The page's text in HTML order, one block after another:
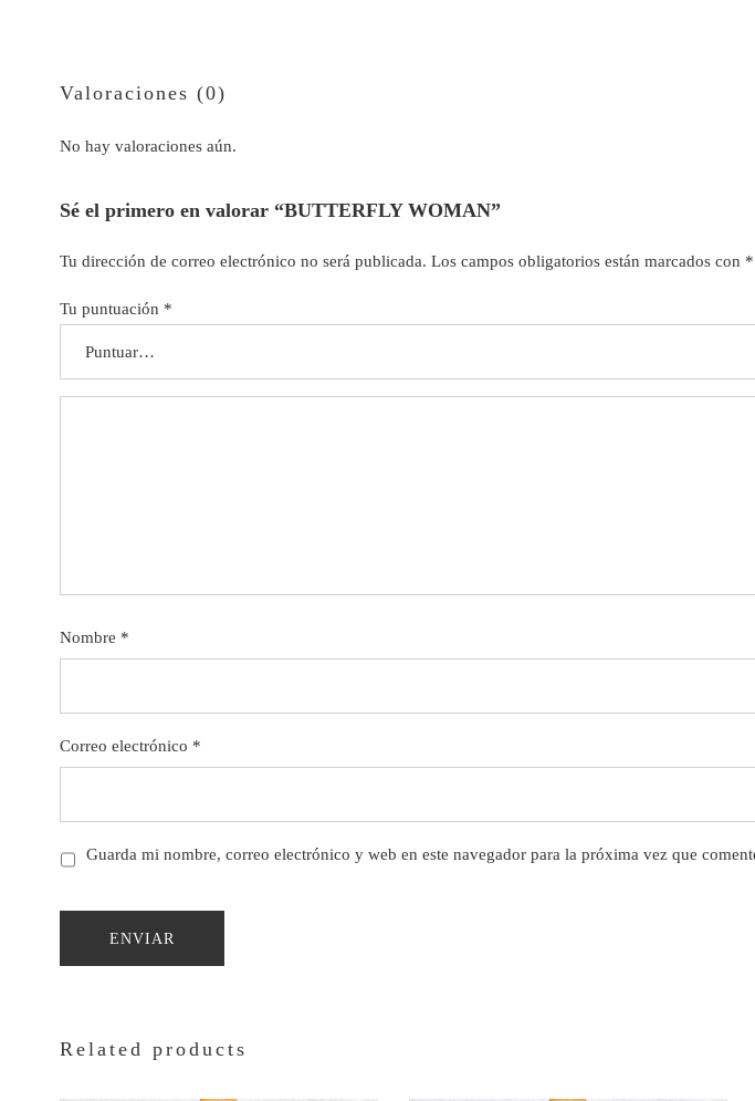
Valoraciones (0)
No hay valoraciones aún.
Sé el primero en valorar “BUTTERFLY WOMAN”
Tu dirección de correo electrónico no será publicada. Los campos obligatorios están marcados con *
Tu puntuación *
Nombre *
Correo electrónico *
Guarda mi nombre, correo electrónico y web en este navegador para la próxima vez que
Related products